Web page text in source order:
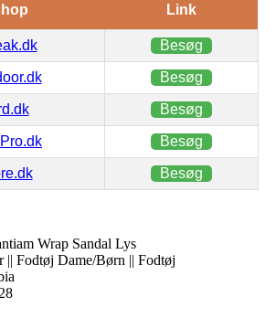
Link
Besøg
Besøg
Besøg
Besøg
Besøg
Wrap Sandal Lys
|| Fodtøj Dame/Børn || Fodtøj